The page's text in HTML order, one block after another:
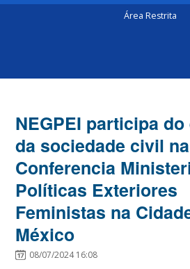
Área Restrita
NEGPEI participa
da sociedade civil
Conferencia
Políticas Exteriores
Feministas na
México
08/07/2024 16:08